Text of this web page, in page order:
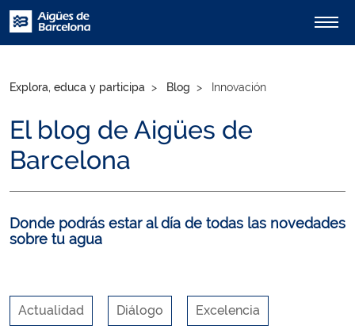
Explora, educa y participa Blog Innovación
El blog de Aigües de
Barcelona
Donde podrás estar al día de todas las novedades
sobre tu agua
Actualidad Diálogo Excelencia